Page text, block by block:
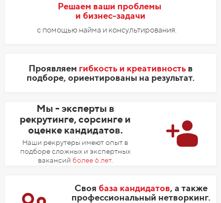
Решаем ваши проблемы
и бизнес-задачи
с помощью найма и консультирования.
Проявляем гибкость и креативностьв
подборе, ориентированы на результат.
Мы - эксперты в
рекрутинге, сорсинге и
оценке кандидатов.
Наши рекрутеры имеют опыт в
подборе сложных и экспертных
вакансий более 6 лет.
Своя база кандидатов, а также
профессиональный нетворкинг.